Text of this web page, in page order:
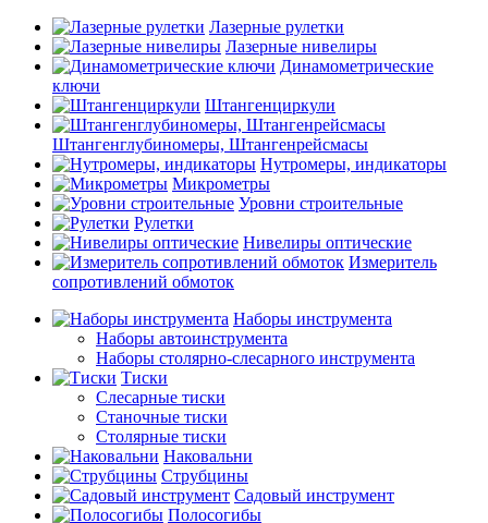
Лазерные рулетки
Лазерные нивелиры
Динамометрические
ключи
Штангенциркули
Штангенглубиномеры, Штангенрейсмасы
Нутромеры, индикаторы
Микрометры
Уровни строительные
Рулетки
Нивелиры оптические
Измеритель
сопротивлений обмоток
Наборы инструмента
Наборы автоинструмента
Наборы столярно-слесарного инструмента
Тиски
Слесарные тиски
Станочные тиски
Столярные тиски
Наковальни
Струбцины
Садовый инструмент
Полосогибы